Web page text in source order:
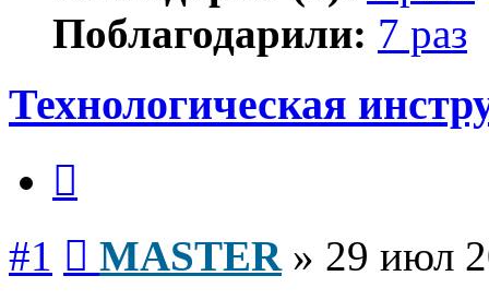
Поблагодарили: 7 раз
Технологическая
#1 MASTER» 29 июл